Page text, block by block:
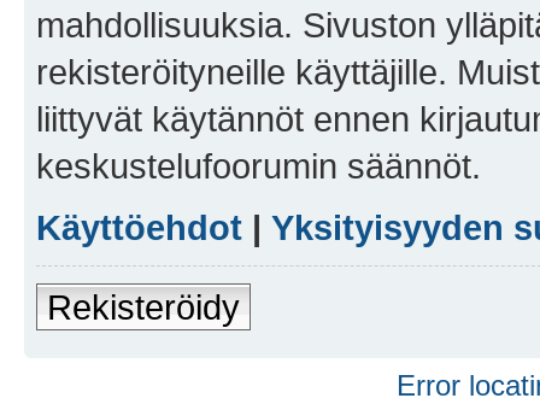
mahdollisuuksia. Sivuston
rekisteröityneille käyttäjille.
liittyvät käytännöt ennen
keskustelufoorumin säännöt.
Käyttöehdot | Yksityisyyden
Rekisteröidy
Error